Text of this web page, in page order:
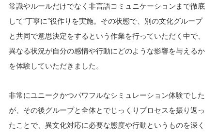
常識やルールだけでなく非言語コミュニケーションまで徹底
して“丁寧に”役作りを実施。その状態で、別の文化グループ
と共同で意思決定をするという作業を行っていただく中で、
異なる状況が自分の感情や行動にどのような影響を与えるか
を体験していただきました。
非常にユニークかつパワフルなシミュレーション体験でした
が、その後グループと全体とでじっくりプロセスを振り返っ
たことで、異文化対応に必要な態度や行動というものを深く